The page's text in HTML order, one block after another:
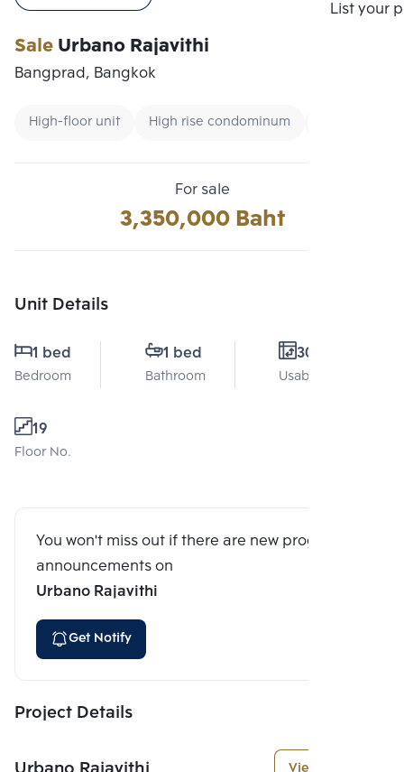
List your
SaleUrbano Rajavithi
Bangprad, Bangkok
High-floor unit High rise condominum
For sale
3,350,000 Baht
Unit Details
1 bed
Bedroom
1 bed
Bathroom
30 Sq.m.
Usable area
19
Floor No.
You won't miss out if there are new program
announcements on
Urbano Rajavithi
Get Notify
Project Details